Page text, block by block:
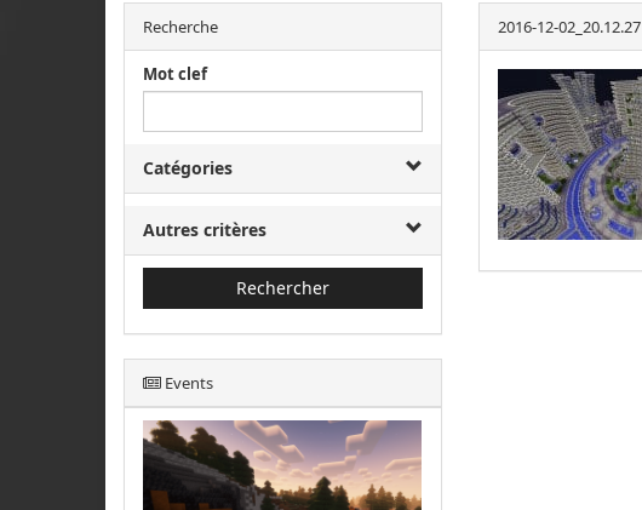
Recherche
Mot clef
Catégories
Autres critères
Rechercher
Events
2016-12-02_20.12.27